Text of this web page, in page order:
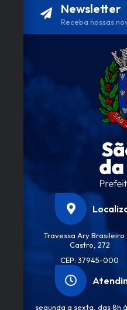
Esp
Newsletter
Receba nossas
Travessa Ary Brasileiro
Castro, 272
CEP: 37945-000
segunda a sexta, das 8h